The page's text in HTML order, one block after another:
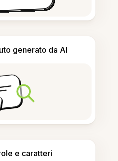
generato da AI
e caratteri